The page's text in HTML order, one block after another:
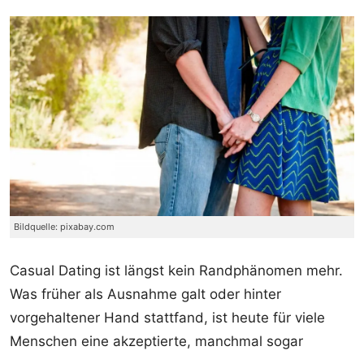
Bildquelle: pixabay.com
Casual Dating ist längst kein Randphänomen mehr.
Was früher als Ausnahme galt oder hinter
vorgehaltener Hand stattfand, ist heute für viele
Menschen eine akzeptierte, manchmal sogar